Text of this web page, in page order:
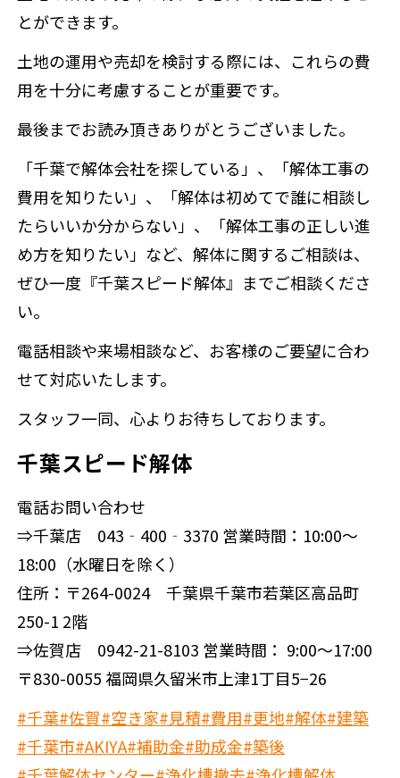
とができます。
土地の運用や売却を検討する際には、これらの費
用を十分に考慮することが重要です。
最後までお読み頂きありがとうございました。
「千葉で解体会社を探している」、「解体工事の
費用を知りたい」、「解体は初めてで誰に相談し
たらいいか分からない」、「解体工事の正しい進
め方を知りたい」など、解体に関するご相談は、
ぜひ一度『千葉スピード解体』までご相談くださ
い。
電話相談や来場相談など、お客様のご要望に合わ
せて対応いたします。
スタッフ一同、心よりお待ちしております。
千葉スピード解体
電話お問い合わせ
⇒千葉店 043‐400‐3370 営業時間：10:00～
18:00（水曜日を除く）
住所：〒264-0024 千葉県千葉市若葉区高品町
250-1 2階
⇒佐賀店 0942-21-8103 営業時間： 9:00～17:00
〒830-0055 福岡県久留米市上津1丁目5−26
#千葉#佐賀#空き家#見積#費用#更地#解体#建築
#千葉市#AKIYA#補助金#助成金#築後